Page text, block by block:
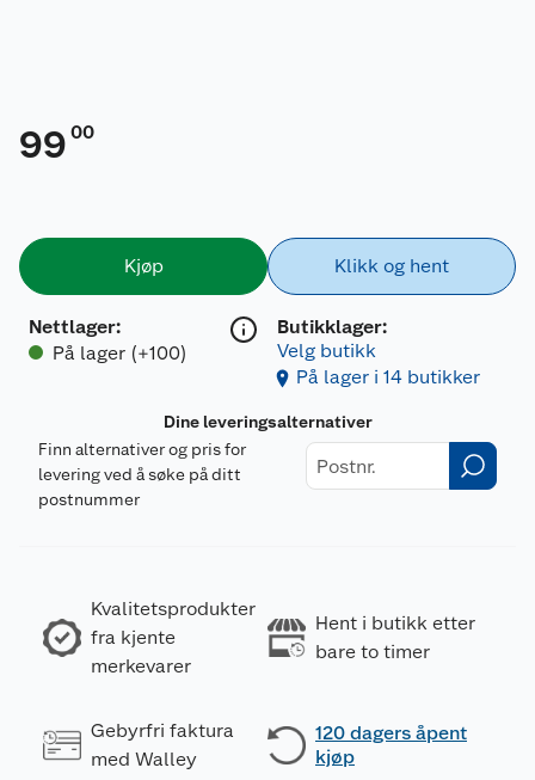
99 00
Kjøp
Nettlager:
På lager (+100)
Klikk og hent
Butikklager:
Velg butikk
På lager i 14 butikker
Dine leveringsalternativer
Finn alternativer og pris for
levering ved å søke på ditt
postnummer
Kvalitetsprodukter
fra kjente
merkevarer
Hent i butikk etter
bare to timer
Gebyrfri faktura
med Walley
120 dagers åpent
kjøp